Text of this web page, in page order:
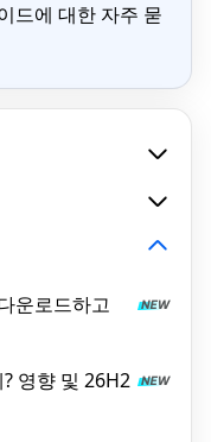
드에 대한 자주 묻
운로드하고
영향 및 26H2